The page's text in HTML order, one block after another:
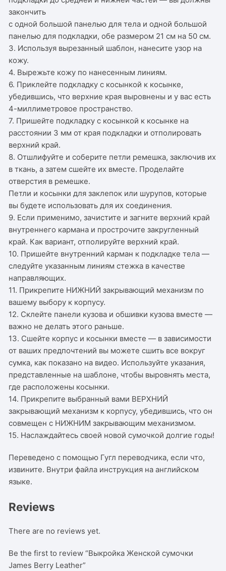
закончить
с одной большой панелью для тела и одной большой
панелью для подкладки, обе размером 21 см на 50 см.
3. Используя вырезанный шаблон, нанесите узор на
кожу.
4. Вырежьте кожу по нанесенным линиям.
6. Приклейте подкладку с косынкой к косынке,
убедившись, что верхние края выровнены и у вас есть
4-миллиметровое пространство.
7. Пришейте подкладку с косынкой к косынке на
расстоянии 3 мм от края подкладки и отполировать
верхний край.
8. Отшлифуйте и соберите петли ремешка, заключив их
в ткань, а затем сшейте их вместе. Проделайте
отверстия в ремешке.
Петли и косынки для заклепок или шурупов, которые
вы будете использовать для их соединения.
9. Если применимо, зачистите и загните верхний край
внутреннего кармана и прострочите закругленный
край. Как вариант, отполируйте верхний край.
10. Пришейте внутренний карман к подкладке тела —
следуйте указанным линиям стежка в качестве
направляющих.
11. Прикрепите НИЖНИЙ закрывающий механизм по
вашему выбору к корпусу.
12. Склейте панели кузова и обшивки кузова вместе —
важно не делать этого раньше.
13. Сшейте корпус и косынки вместе — в зависимости
от ваших предпочтений вы можете сшить все вокруг
сумка, как показано на видео. Используйте указания,
представленные на шаблоне, чтобы выровнять места,
где расположены косынки.
14. Прикрепите выбранный вами ВЕРХНИЙ
закрывающий механизм к корпусу, убедившись, что он
совмещен с НИЖНИМ закрывающим механизмом.
15. Наслаждайтесь своей новой сумочкой долгие годы!
Переведено с помощью Гугл переводчика, если что,
извините. Внутри файла инструкция на английском
языке.
Reviews
There are no reviews yet.
Be the first to review “Выкройка Женской сумочки
James Berry Leather”